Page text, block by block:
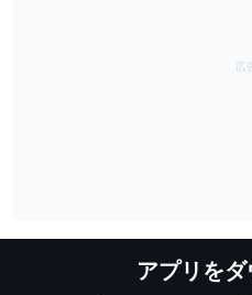
アプリを